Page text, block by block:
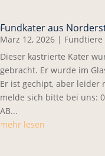
Fundkater aus
März 12, 2026 |
Dieser kastrierte Kater
gebracht. Er wurde im
Er ist gechipt, aber leider
melde sich bitte bei uns:
AB...
mehr lesen